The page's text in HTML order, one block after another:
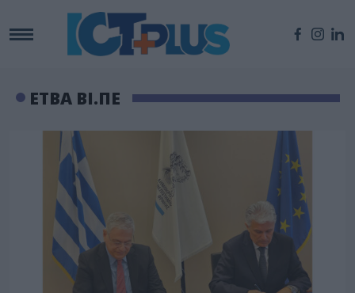
ΕΤΒΑ ΒΙ.ΠΕ